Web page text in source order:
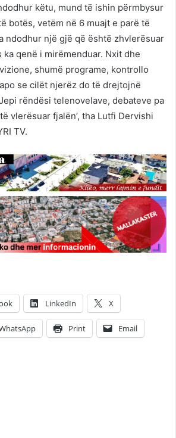
këtu, mund të ishin përmbysur
botës, vetëm në 6 muajt e parë të
ndodhur një gjë që është zhvlerësuar
ka qenë i mirëmenduar. Nxit dhe
shumë programe, kontrollo
se cilët njerëz do të drejtojnë
rëndësi telenovelave, debateve pa
vlerësuar fjalën’, tha Lutfi Dervishi
TV.
LinkedIn X
Print Email